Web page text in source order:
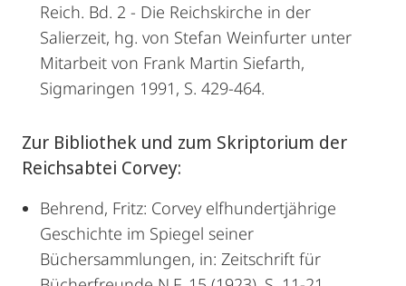
Reich. Bd. 2 - Die Reichskirche in der
Salierzeit, hg. von Stefan Weinfurter unter
Mitarbeit von Frank Martin Siefarth,
Sigmaringen 1991, S. 429-464.
Zur Bibliothek und zum Skriptorium der
Reichsabtei Corvey:
Behrend, Fritz: Corvey elfhundertjährige
Geschichte im Spiegel seiner
Büchersammlungen, in: Zeitschrift für